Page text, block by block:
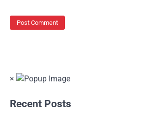
×
Recent Posts